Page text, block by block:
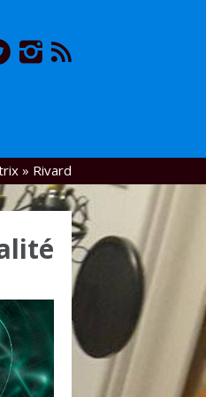
» Rivard